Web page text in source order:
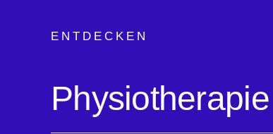
ENTDECKEN
Physiotherapie